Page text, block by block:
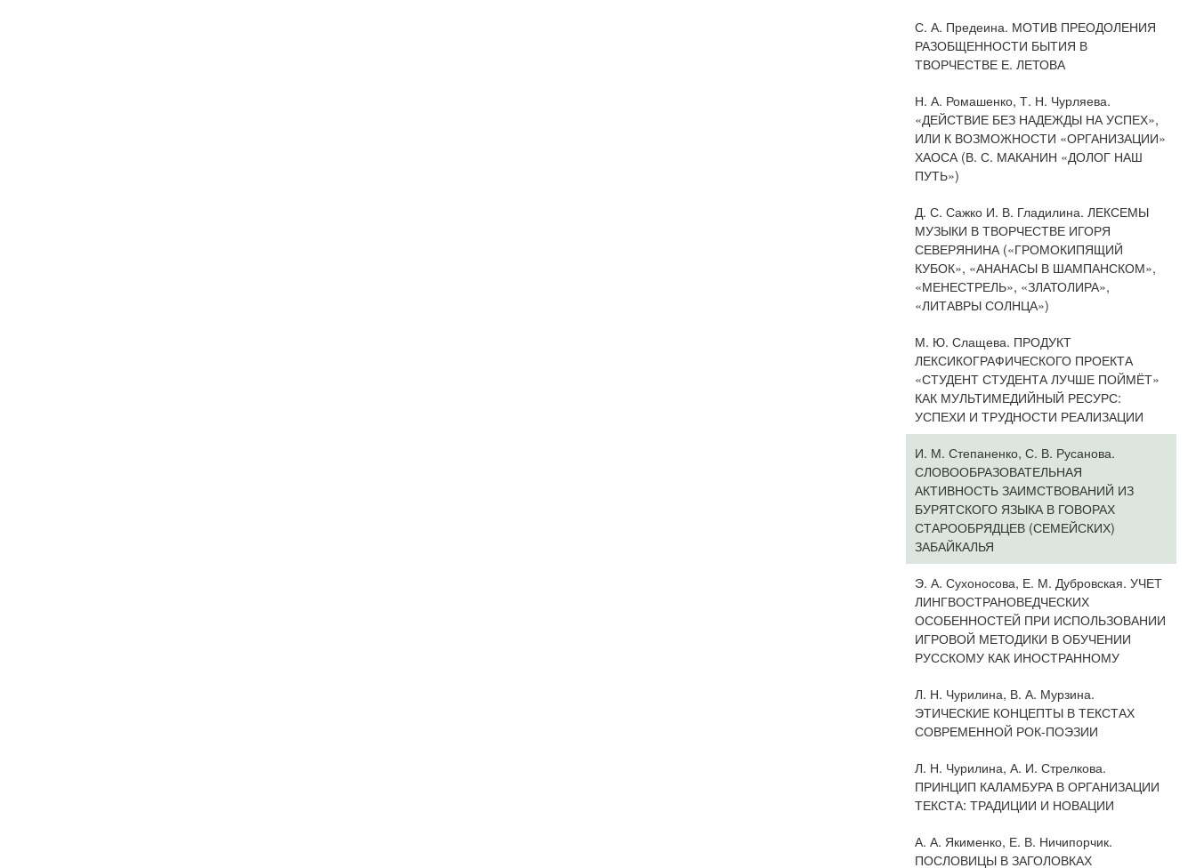
С. А. Предеина. МОТИВ ПРЕОДОЛЕНИЯ
РАЗОБЩЕННОСТИ БЫТИЯ В
ТВОРЧЕСТВЕ Е. ЛЕТОВА
Н. А. Ромашенко, Т. Н. Чурляева.
«ДЕЙСТВИЕ БЕЗ НАДЕЖДЫ НА УСПЕХ»,
ИЛИ К ВОЗМОЖНОСТИ «ОРГАНИЗАЦИИ»
ХАОСА (В. С. МАКАНИН «ДОЛОГ НАШ
ПУТЬ»)
Д. С. Сажко И. В. Гладилина. ЛЕКСЕМЫ
МУЗЫКИ В ТВОРЧЕСТВЕ ИГОРЯ
СЕВЕРЯНИНА («ГРОМОКИПЯЩИЙ
КУБОК», «АНАНАСЫ В ШАМПАНСКОМ»,
«МЕНЕСТРЕЛЬ», «ЗЛАТОЛИРА»,
«ЛИТАВРЫ СОЛНЦА»)
М. Ю. Слащева. ПРОДУКТ
ЛЕКСИКОГРАФИЧЕСКОГО ПРОЕКТА
«СТУДЕНТ СТУДЕНТА ЛУЧШЕ ПОЙМЁТ»
КАК МУЛЬТИМЕДИЙНЫЙ РЕСУРС:
УСПЕХИ И ТРУДНОСТИ РЕАЛИЗАЦИИ
И. М. Степаненко, С. В. Русанова.
СЛОВООБРАЗОВАТЕЛЬНАЯ
АКТИВНОСТЬ ЗАИМСТВОВАНИЙ ИЗ
БУРЯТСКОГО ЯЗЫКА В ГОВОРАХ
СТАРООБРЯДЦЕВ (СЕМЕЙСКИХ)
ЗАБАЙКАЛЬЯ
Э. А. Сухоносова, Е. М. Дубровская. УЧЕТ
ЛИНГВОСТРАНОВЕДЧЕСКИХ
ОСОБЕННОСТЕЙ ПРИ ИСПОЛЬЗОВАНИИ
ИГРОВОЙ МЕТОДИКИ В ОБУЧЕНИИ
РУССКОМУ КАК ИНОСТРАННОМУ
Л. Н. Чурилина, В. А. Мурзина.
ЭТИЧЕСКИЕ КОНЦЕПТЫ В ТЕКСТАХ
СОВРЕМЕННОЙ РОК-ПОЭЗИИ
Л. Н. Чурилина, А. И. Стрелкова.
ПРИНЦИП КАЛАМБУРА В ОРГАНИЗАЦИИ
ТЕКСТА: ТРАДИЦИИ И НОВАЦИИ
А. А. Якименко, Е. В. Ничипорчик.
ПОСЛОВИЦЫ В ЗАГОЛОВКАХ